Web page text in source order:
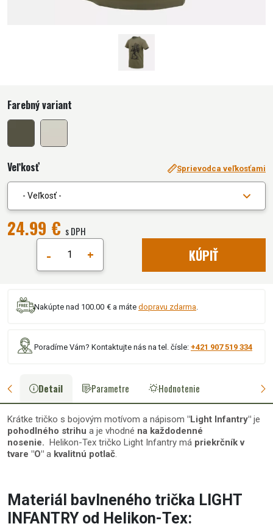
Farebný variant
Veľkosť Sprievodca veľkosťami
- Veľkosť -
24.99 € s DPH
- + KÚPIŤ
Nakúpte nad 100.00 € a máte dopravu zdarma
Poradíme Vám? Kontaktujte nás na tel. čísle: +421 907 519 334
Detail Parametre Hodnotenie
Krátke tričko s bojovým motívom a nápisom "Light Infantry" je
pohodlného strihu a je vhodné na každodenné
nosenie. Helikon-Tex tričko Light Infantry má priekrčník v
tvare "O" a kvalitnú potlač.
Materiál bavlneného trička LIGHT
INFANTRY od Helikon-Tex: